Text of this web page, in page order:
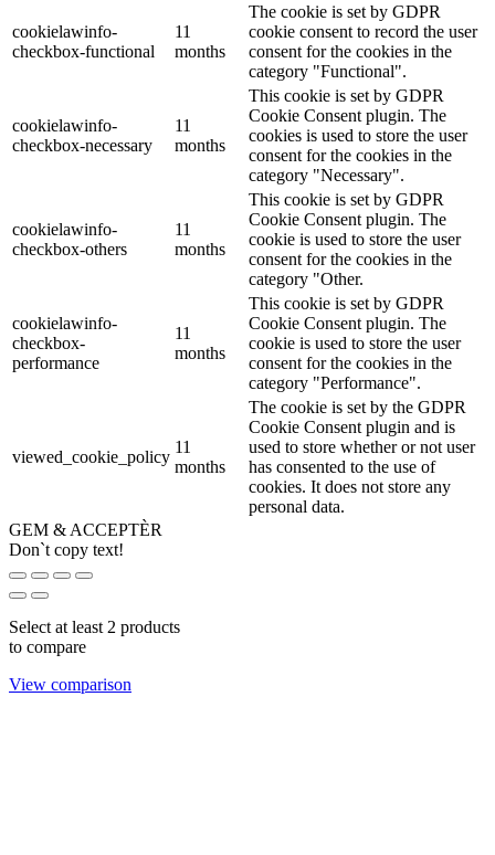
cookielawinfo-
checkbox-functional
11
months
The cookie is set by GDPR
cookie consent to record the user
consent for the cookies in the
category "Functional".
cookielawinfo-
checkbox-necessary
11
months
This cookie is set by GDPR
Cookie Consent plugin. The
cookies is used to store the user
consent for the cookies in the
category "Necessary".
cookielawinfo-
checkbox-others
11
months
This cookie is set by GDPR
Cookie Consent plugin. The
cookie is used to store the user
consent for the cookies in the
category "Other.
cookielawinfo-
checkbox-
performance
11
months
This cookie is set by GDPR
Cookie Consent plugin. The
cookie is used to store the user
consent for the cookies in the
category "Performance".
viewed_cookie_policy
11
months
The cookie is set by the GDPR
Cookie Consent plugin and is
used to store whether or not user
has consented to the use of
cookies. It does not store any
personal data.
GEM & ACCEPTÈR
Don`t copy text!
Select at least 2 products
to compare
View comparison